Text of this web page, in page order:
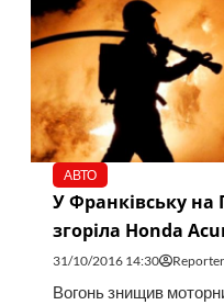
АВТО
У Франківську
згоріла Honda
31/10/2016 14:30 Reporter
Вогонь знищив